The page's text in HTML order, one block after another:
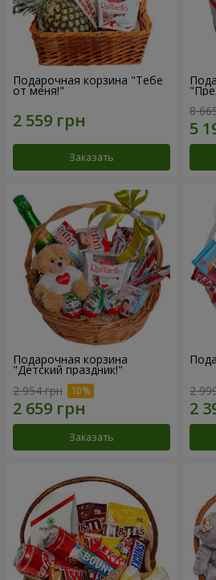
Подарочная корзина "Тебе
от меня!"
Заказать
8
Подарочная корзина
"Детский праздник!"
2 954 грн
Заказать
2